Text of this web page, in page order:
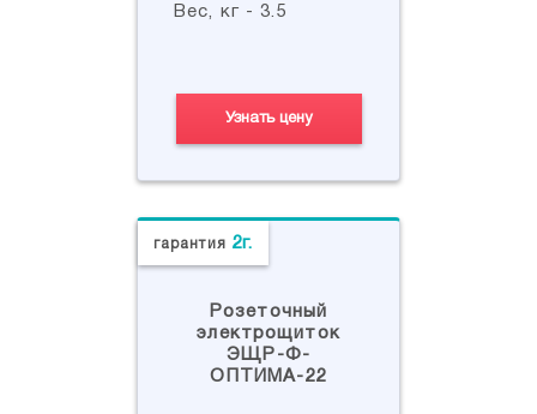
Вес, кг - 3.5
Узнать цену
гарантия 2г.
Розеточный
электрощиток
ЭЩР-Ф-
ОПТИМА-22